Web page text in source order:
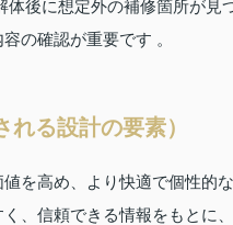
体後に想定外の補修箇所が見
の確認が重要です 。
る設計の要素）
を高め、より快適で個性的な
、信頼できる情報をもとに、